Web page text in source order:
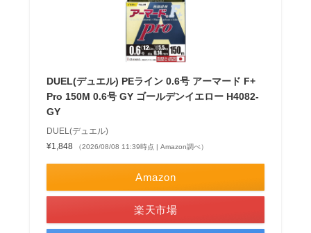
DUEL(デュエル) PEライン 0.6号 アーマード F+
Pro 150M 0.6号 GY ゴールデンイエロー H4082-
GY
DUEL(デュエル)
¥1,848
（2026/08/08 11:39時点 | Amazon調べ）
Amazon
楽天市場